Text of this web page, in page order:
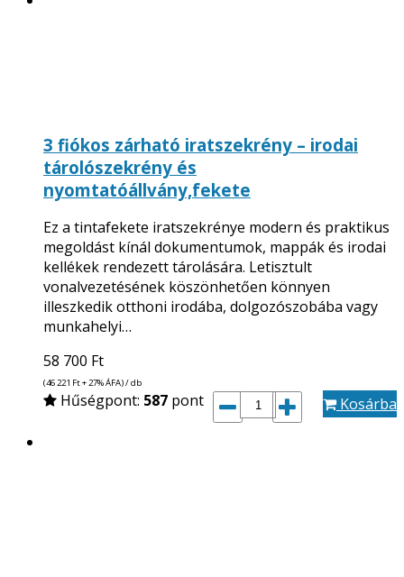
3 fiókos zárható iratszekrény – irodai
tárolószekrény és
nyomtatóállvány,fekete
Ez a tintafekete iratszekrénye modern és praktikus
megoldást kínál dokumentumok, mappák és irodai
kellékek rendezett tárolására. Letisztult
vonalvezetésének köszönhetően könnyen
illeszkedik otthoni irodába, dolgozószobába vagy
munkahelyi…
58 700 Ft
(46 221 Ft+ 27% ÁFA) / db
Hűségpont: 587 pont Kosárba